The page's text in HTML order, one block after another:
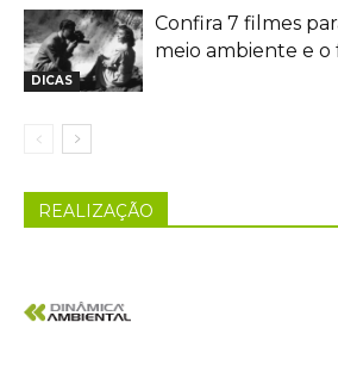
DICAS
Confira 7 filmes
meio ambiente e
REALIZAÇÃO